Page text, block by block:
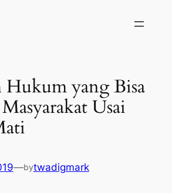
Hukum yang Bisa
Usai
—bytwadigmark